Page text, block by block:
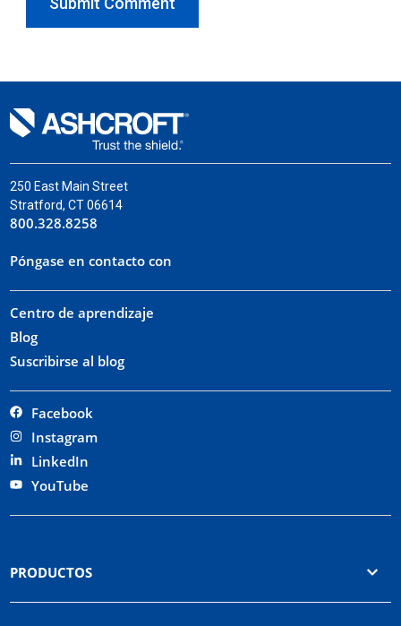
250 East Main Street
Stratford, CT 06614
800.328.8258
Póngase en contacto con
Centro de aprendizaje
Blog
Suscribirse al blog
Facebook
Instagram
LinkedIn
YouTube
PRODUCTOS